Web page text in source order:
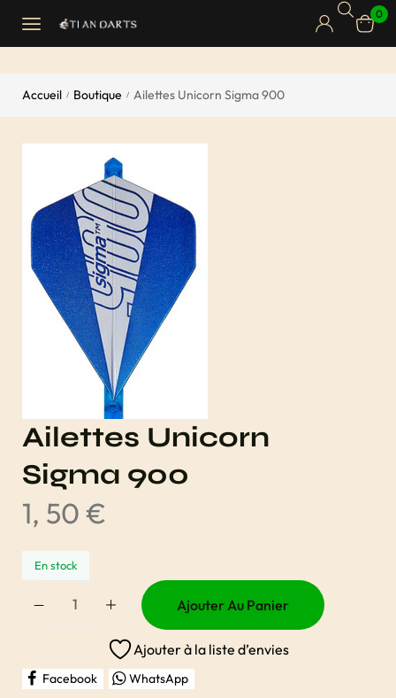
0
Accueil / Boutique / Ailettes Unicorn Sigma 900
Ailettes Unicorn
Sigma 900
1, 50 €
En stock
Ajouter Au Panier
Ajouter à la liste d’envies
Facebook WhatsApp